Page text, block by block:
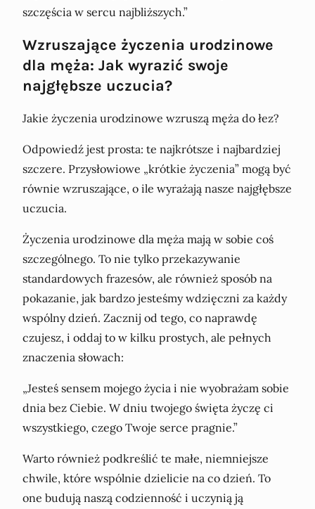
szczęścia w sercu najbliższych.”
Wzruszające życzenia urodzinowe
dla męża: Jak wyrazić swoje
najgłębsze uczucia?
Jakie życzenia urodzinowe wzruszą męża do łez?
Odpowiedź jest prosta: te najkrótsze i najbardziej
szczere. Przysłowiowe „krótkie życzenia” mogą być
równie wzruszające, o ile wyrażają nasze najgłębsze
uczucia.
Życzenia urodzinowe dla męża mają w sobie coś
szczególnego. To nie tylko przekazywanie
standardowych frazesów, ale również sposób na
pokazanie, jak bardzo jesteśmy wdzięczni za każdy
wspólny dzień. Zacznij od tego, co naprawdę
czujesz, i oddaj to w kilku prostych, ale pełnych
znaczenia słowach:
„Jesteś sensem mojego życia i nie wyobrażam sobie
dnia bez Ciebie. W dniu twojego święta życzę ci
wszystkiego, czego Twoje serce pragnie.”
Warto również podkreślić te małe, niemniejsze
chwile, które wspólnie dzielicie na co dzień. To
one budują naszą codzienność i uczynią ją